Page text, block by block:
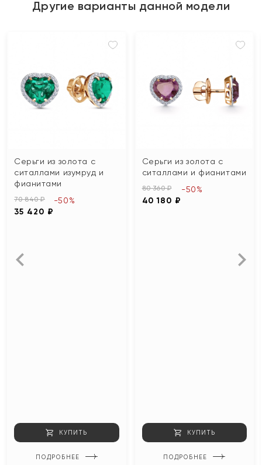
Другие варианты данной модели
Серьги из золота с
ситаллами изумруд и
фианитами
70 840 ₽
35 420 ₽
-50%
КУПИТЬ
ПОДРОБНЕЕ
Серьги из золота с
ситаллами и фианитами
80 360 ₽
40 180 ₽
-50%
КУПИТЬ
ПОДРОБНЕЕ